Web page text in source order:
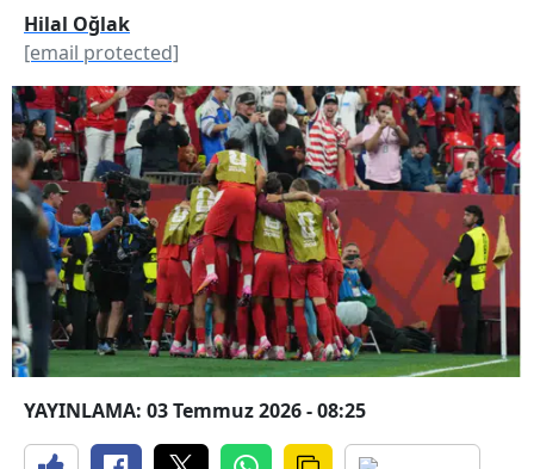
Hilal Oğlak
[email protected]
YAYINLAMA: 03 Temmuz 2026 - 08:25